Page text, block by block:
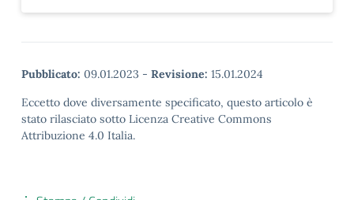
Pubblicato: 09.01.2023 - Revisione: 15.01.2024
Eccetto dove diversamente specificato, questo articolo è
stato rilasciato sotto Licenza Creative Commons
Attribuzione 4.0 Italia.